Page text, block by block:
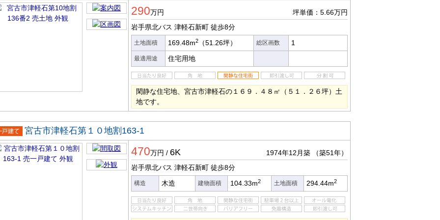
290万円
坪単価：5.66万円
岩手県北バス 津軽石新町 徒歩8分
土地面積 169.48m2 （51.26坪） 総区画数 1
最適用途 住宅用地
閑静な住宅地、宮古市津軽石の１６９．４８㎡（５１．２６坪）土
地です。
戸建
宮古市津軽石第１０地割163-1
470万円 / 6K 1974年12月築
（築51年）
岩手県北バス 津軽石新町 徒歩8分
構造 木造 建物面積 104.33m2 土地面積 294.44m2